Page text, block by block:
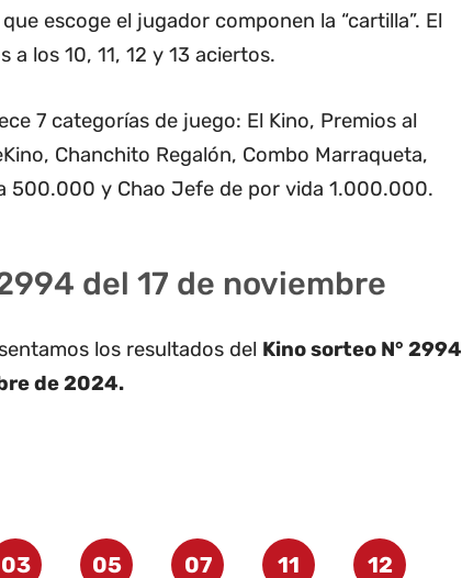
escoge el jugador componen la “cartilla”. El
a los 10, 11, 12 y 13 aciertos.
7 categorías de juego: El Kino, Premios al
Chanchito Regalón, Combo Marraqueta,
500.000 y Chao Jefe de por vida 1.000.000.
del 17 de noviembre
los resultados del Kino sorteo N° 2994
de 2024.
03 05 07 11 12